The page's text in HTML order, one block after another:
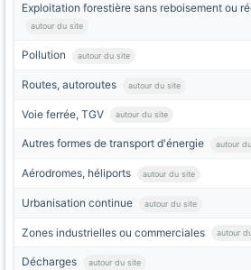
Exploitation forestière sans reboisement ou
autour du site
Pollution autour du site
Routes, autoroutes autour du site
Voie ferrée, TGV autour du site
Autres formes de transport d'énergie autour
Aérodromes, héliports autour du site
Urbanisation continue autour du site
Zones industrielles ou commerciales autour
Décharges autour du site